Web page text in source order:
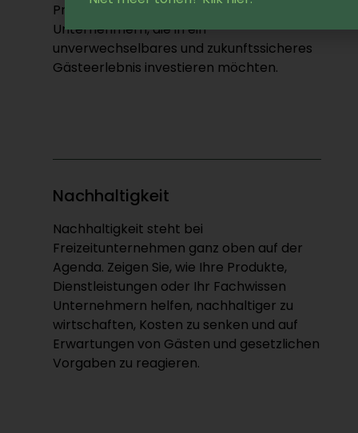
Präsentieren Sie Ihre Lösungen
Unternehmern, die in ein
unverwechselbares und zukunftssicheres
Gästeerlebnis investieren möchten.
Nachhaltigkeit
Nachhaltigkeit steht bei
Freizeitunternehmen ganz oben auf der
Agenda. Zeigen Sie, wie Ihre Produkte,
Dienstleistungen oder Ihr Fachwissen
Unternehmern helfen, nachhaltiger zu
wirtschaften, Kosten zu senken und auf
Erwartungen von Gästen und gesetzlichen
Vorgaben zu reagieren.